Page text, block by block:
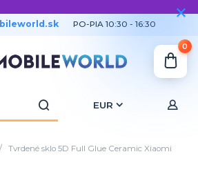
EUR
PO-PIA 10:30 - 16:30
0
Tvrdené sklo 5D Full Glue Ceramic Xiaomi